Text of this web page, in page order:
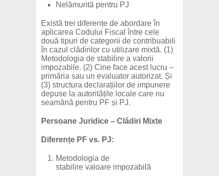
Nelămurită pentru PJ
Există trei diferențe de abordare în
aplicarea Codului Fiscal între cele
două tipuri de categorii de contribuabili
în cazul clădirilor cu utilizare mixtă. (1)
Metodologia de stabilire a valorii
impozabile. (2) Cine face acest lucru –
primăria sau un evaluator autorizat. Și
(3) structura declarațiilor de impunere
depuse la autoritățile locale care nu
seamănă pentru PF și PJ.
Persoane Juridice – Clădiri Mixte
Diferențe PF vs. PJ:
Metodologia de
stabilire valoare impozabilă